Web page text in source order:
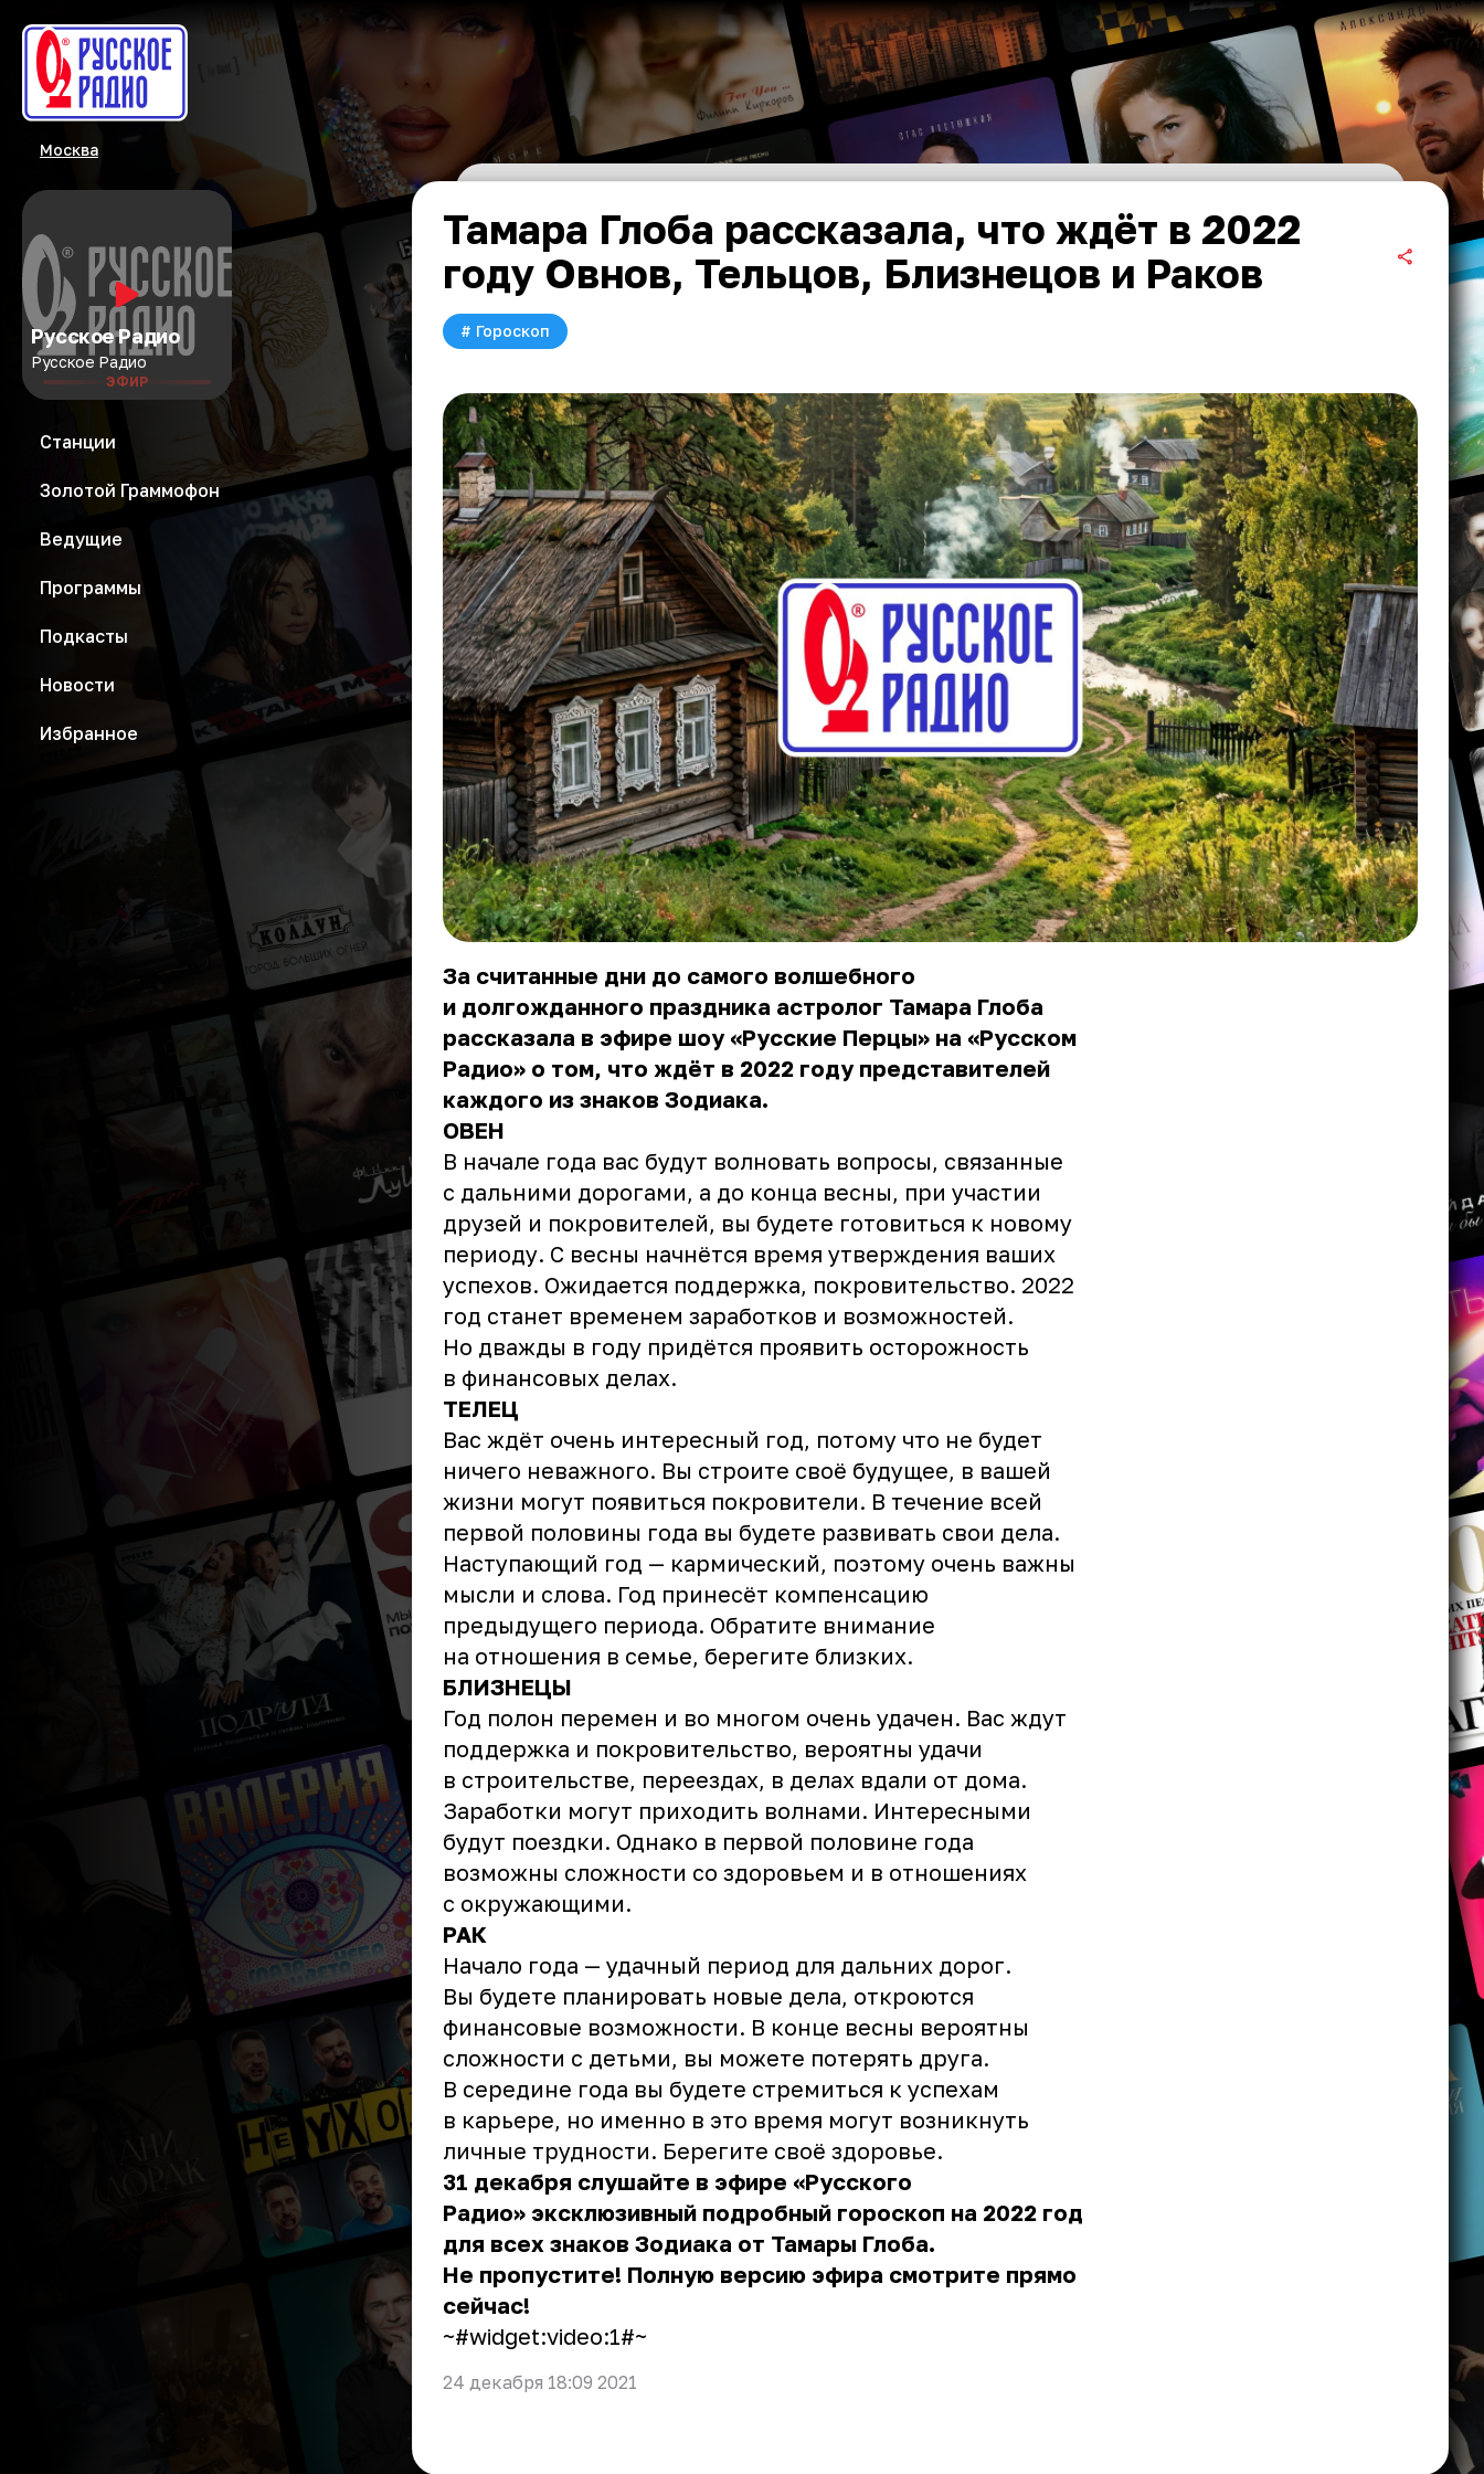
Москва
Русское Радио
Русское Радио
ЭФИР
Станции
Золотой Граммофон
Ведущие
Программы
Подкасты
Новости
Избранное
Тамара Глоба рассказала, что ждёт в 2022
году Овнов, Тельцов, Близнецов и Раков
# Гороскоп
За считанные дни до самого волшебного
и долгожданного праздника астролог Тамара Глоба
рассказала в эфире шоу «Русские Перцы» на «Русском
Радио» о том, что ждёт в 2022 году представителей
каждого из знаков Зодиака.
ОВЕН
В начале года вас будут волновать вопросы, связанные
с дальними дорогами, а до конца весны, при участии
друзей и покровителей, вы будете готовиться к новому
периоду. С весны начнётся время утверждения ваших
успехов. Ожидается поддержка, покровительство. 2022
год станет временем заработков и возможностей.
Но дважды в году придётся проявить осторожность
в финансовых делах.
ТЕЛЕЦ
Вас ждёт очень интересный год, потому что не будет
ничего неважного. Вы строите своё будущее, в вашей
жизни могут появиться покровители. В течение всей
первой половины года вы будете развивать свои дела.
Наступающий год — кармический, поэтому очень важны
мысли и слова. Год принесёт компенсацию
предыдущего периода. Обратите внимание
на отношения в семье, берегите близких.
БЛИЗНЕЦЫ
Год полон перемен и во многом очень удачен. Вас ждут
поддержка и покровительство, вероятны удачи
в строительстве, переездах, в делах вдали от дома.
Заработки могут приходить волнами. Интересными
будут поездки. Однако в первой половине года
возможны сложности со здоровьем и в отношениях
с окружающими.
РАК
Начало года — удачный период для дальних дорог.
Вы будете планировать новые дела, откроются
финансовые возможности. В конце весны вероятны
сложности с детьми, вы можете потерять друга.
В середине года вы будете стремиться к успехам
в карьере, но именно в это время могут возникнуть
личные трудности. Берегите своё здоровье.
31 декабря слушайте в эфире «Русского
Радио» эксклюзивный подробный гороскоп на 2022 год
для всех знаков Зодиака от Тамары Глоба.
Не пропустите! Полную версию эфира смотрите прямо
сейчас!
~#widget:video:1#~
24 декабря 18:09 2021